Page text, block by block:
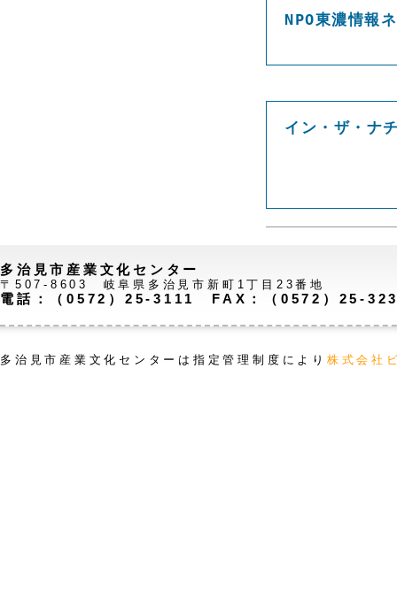
NPO東濃情報
イン・ザ・ナ
多治見市産業文化センター
〒507-8603 岐阜県多治見市新町1丁目23番地
電話：（0572）25-3111 FAX：（0572）25-
多治見市産業文化センターは指定管理制度により 株式会社